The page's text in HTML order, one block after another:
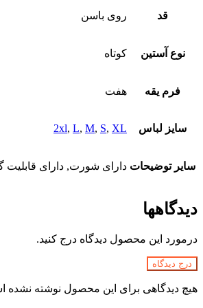
قد روی باسن
نوع آستین کوتاه
فرم یقه هفت
سایز لباس 2xl, L, M, S, XL
سایر توضیحات دارای شورت, دارای قابلیت
دیدگاهها
درمورد این محصول دیدگاه درج کنید.
درج دیدگاه
هیچ دیدگاهی برای این محصول نوشته نشده